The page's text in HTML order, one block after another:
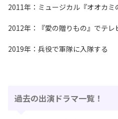
2011年：ミュージカル『オオカミ
2012年：『愛の贈りもの』でテレ
2019年：兵役で軍隊に入隊する
過去の出演ドラマ一覧！